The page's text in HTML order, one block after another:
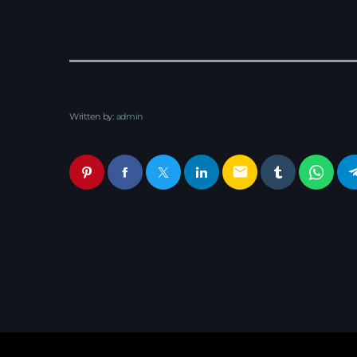
Written by: admin
email